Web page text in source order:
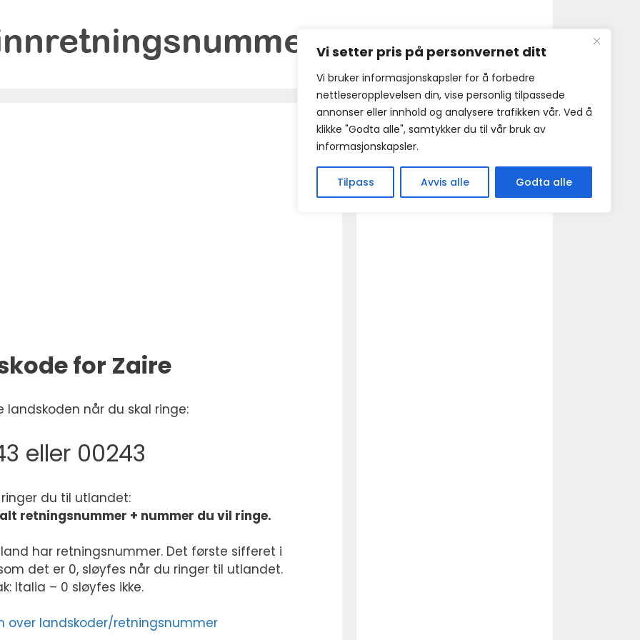
Vi setter pris på personvernet ditt
Vi bruker informasjonskapsler for å forbedre
nettleseropplevelsen din, vise personlig tilpassede
annonser eller innhold og analysere trafikken vår. Ved å
klikke "Godta alle", samtykker du til vår bruk av
informasjonskapsler.
Tilpass Avvis alle Godta alle
for Zaire
landskoden når du skal ringe:
eller 00243
ringer du til utlandet:
retningsnummer + nummer du vil ringe.
har retningsnummer. Det første sifferet i
det er 0, sløyfes når du ringer til utlandet.
Italia – 0 sløyfes ikke.
over landskoder/retningsnummer